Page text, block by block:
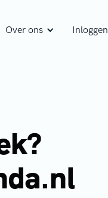
Over ons Inloggen